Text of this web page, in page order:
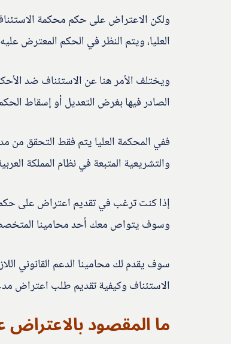
ولكن الاعتراض على حكم محكمة
العليا، ويتم النظر في الحكم المعترض
ويختلف الأمر هنا عن الاستئناف ضد
الصادر فيها بغرض التعديل أو إسقاط
ففي المحكمة العليا يتم فقط التحقق من
والتشريعية المتبعة في نظام المملكة
إذا كنت ترغب في تقديم اعتراض على
وسوف يتواص معك أحد محامينا
سوف يقدم لك محامينا الدعم القانوني
الاستئناف وكيفية تقديم طلب اعتراض
ما المقصود بالاعتراض